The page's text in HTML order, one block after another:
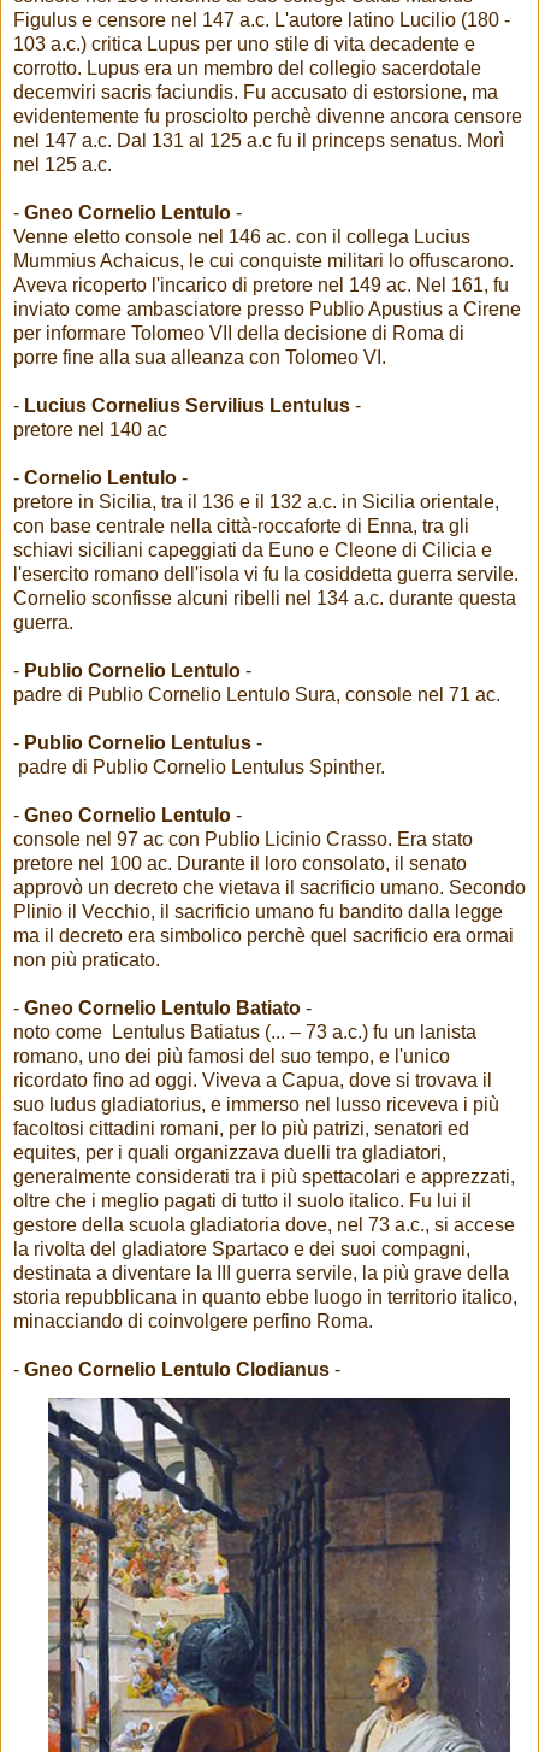
Figulus e censore nel 147 a.c. L'autore latino Lucilio (180 -
103 a.c.) critica Lupus per uno stile di vita decadente e
corrotto. Lupus era un membro del collegio sacerdotale
decemviri sacris faciundis. Fu accusato di estorsione, ma
evidentemente fu prosciolto perchè divenne ancora censore
nel 147 a.c. Dal 131 al 125 a.c fu il princeps senatus. Morì
nel 125 a.c.
- Gneo Cornelio Lentulo -
Venne eletto console nel 146 ac. con il collega Lucius
Mummius Achaicus, le cui conquiste militari lo offuscarono.
Aveva ricoperto l'incarico di pretore nel 149 ac. Nel 161, fu
inviato come ambasciatore presso Publio Apustius a Cirene
per informare Tolomeo VII della decisione di Roma di
porre fine alla sua alleanza con Tolomeo VI.
- Lucius Cornelius Servilius Lentulus -
pretore nel 140 ac
- Cornelio Lentulo -
pretore in Sicilia, tra il 136 e il 132 a.c. in Sicilia orientale,
con base centrale nella città-roccaforte di Enna, tra gli
schiavi siciliani capeggiati da Euno e Cleone di Cilicia e
l'esercito romano dell'isola vi fu la cosiddetta guerra servile.
Cornelio sconfisse alcuni ribelli nel 134 a.c. durante questa
guerra.
- Publio Cornelio Lentulo -
padre di Publio Cornelio Lentulo Sura, console nel 71 ac.
- Publio Cornelio Lentulus -
padre di Publio Cornelio Lentulus Spinther.
- Gneo Cornelio Lentulo -
console nel 97 ac con Publio Licinio Crasso. Era stato
pretore nel 100 ac. Durante il loro consolato, il senato
approvò un decreto che vietava il sacrificio umano. Secondo
Plinio il Vecchio, il sacrificio umano fu bandito dalla legge
ma il decreto era simbolico perchè quel sacrificio era ormai
non più praticato.
- Gneo Cornelio Lentulo Batiato -
noto come Lentulus Batiatus (... – 73 a.c.) fu un lanista
romano, uno dei più famosi del suo tempo, e l'unico
ricordato fino ad oggi. Viveva a Capua, dove si trovava il
suo ludus gladiatorius, e immerso nel lusso riceveva i più
facoltosi cittadini romani, per lo più patrizi, senatori ed
equites, per i quali organizzava duelli tra gladiatori,
generalmente considerati tra i più spettacolari e apprezzati,
oltre che i meglio pagati di tutto il suolo italico. Fu lui il
gestore della scuola gladiatoria dove, nel 73 a.c., si accese
la rivolta del gladiatore Spartaco e dei suoi compagni,
destinata a diventare la III guerra servile, la più grave della
storia repubblicana in quanto ebbe luogo in territorio italico,
minacciando di coinvolgere perfino Roma.
- Gneo Cornelio Lentulo Clodianus -